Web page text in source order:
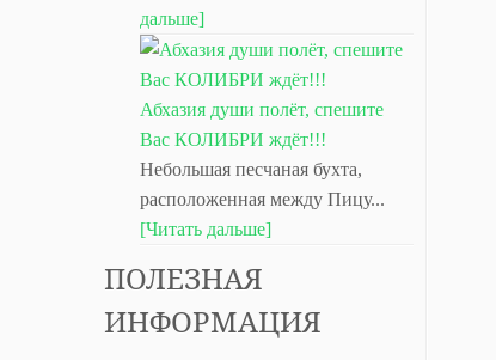
дальше]
Абхазия души полёт, спешите
Вас КОЛИБРИ ждёт!!!
Небольшая песчаная бухта,
расположенная между Пицу...
[Читать дальше]
ПОЛЕЗНАЯ
ИНФОРМАЦИЯ